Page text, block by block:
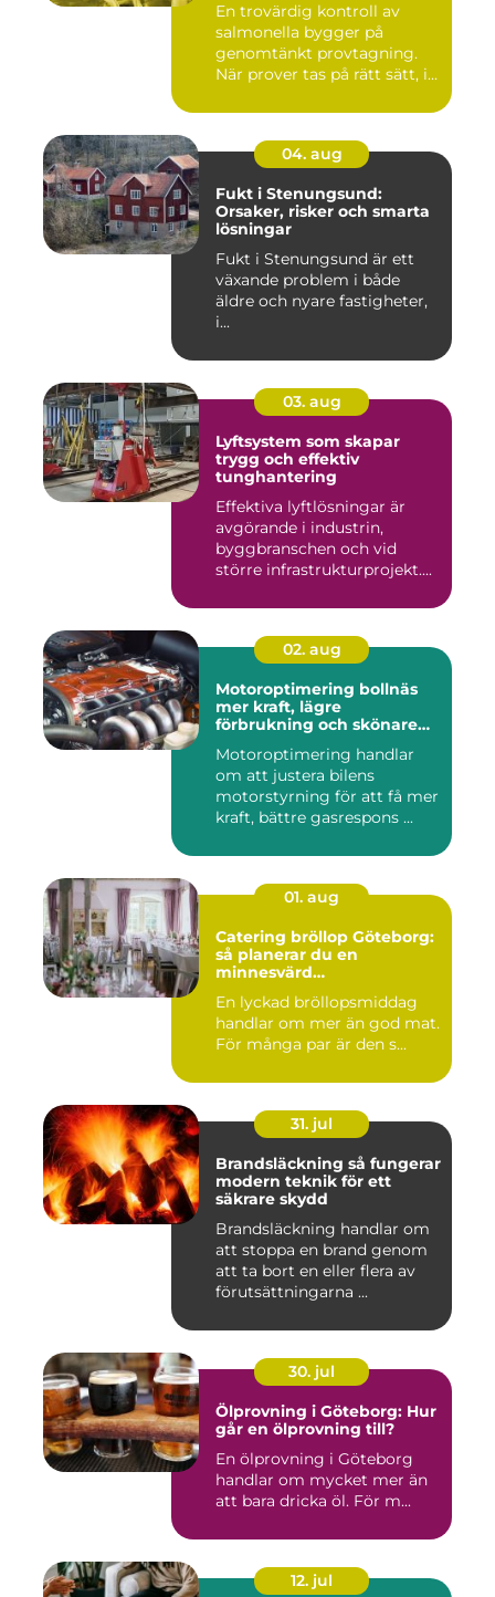
En trovärdig kontroll av
salmonella bygger på
genomtänkt provtagning.
När prover tas på rätt sätt, i...
04. aug
Fukt i Stenungsund:
Orsaker, risker och smarta
lösningar
Fukt i Stenungsund är ett
växande problem i både
äldre och nyare fastigheter,
i...
03. aug
Lyftsystem som skapar
trygg och effektiv
tunghantering
Effektiva lyftlösningar är
avgörande i industrin,
byggbranschen och vid
större infrastrukturprojekt....
02. aug
Motoroptimering bollnäs
mer kraft, lägre
förbrukning och skönare
Motoroptimering handlar
om att justera bilens
motorstyrning för att få mer
kraft, bättre gasrespons ...
01. aug
Catering bröllop Göteborg:
så planerar du en
minnesvärd
En lyckad bröllopsmiddag
handlar om mer än god mat.
För många par är den s...
31. jul
Brandsläckning så fungerar
modern teknik för ett
säkrare skydd
Brandsläckning handlar om
att stoppa en brand genom
att ta bort en eller flera av
förutsättningarna ...
30. jul
Ölprovning i Göteborg: Hur
går en ölprovning till?
En ölprovning i Göteborg
handlar om mycket mer än
att bara dricka öl. För m...
12. jul